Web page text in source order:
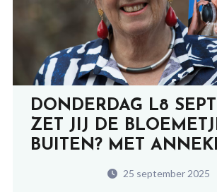
DONDERDAG L8
ZET JIJ DE
BUITEN? MET
25 september 2025